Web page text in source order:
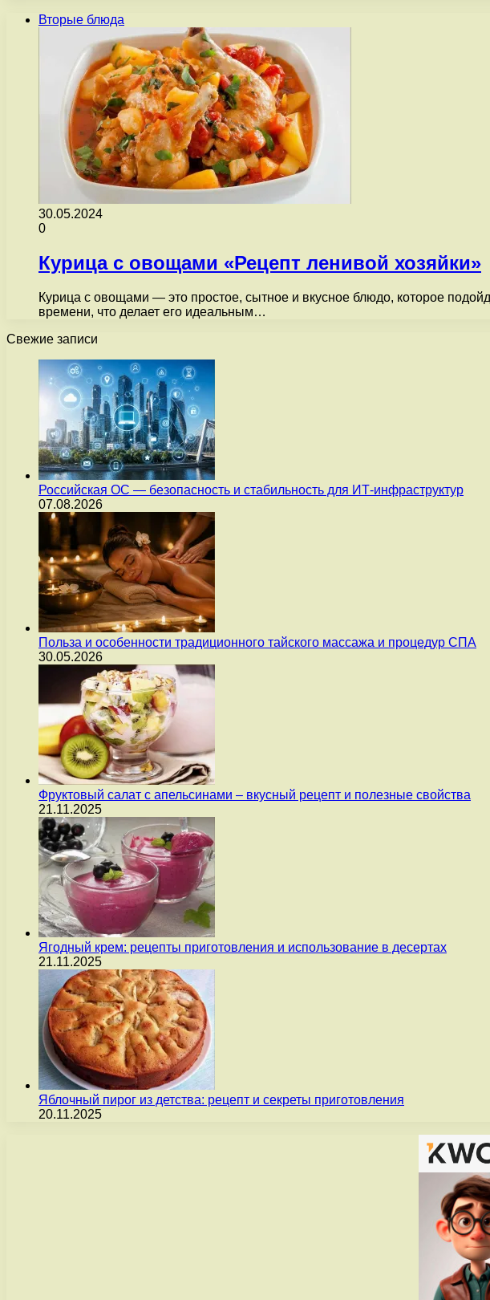
Вторые блюда
30.05.2024
0
Курица с овощами «Рецепт ленивой хозяйки»
Курица с овощами — это простое, сытное и вкусное блюдо, которое
времени, что делает его идеальным…
Свежие записи
Российская ОС — безопасность и стабильность для ИТ-инфраструктур
07.08.2026
Польза и особенности традиционного тайского массажа и процедур СПА
30.05.2026
Фруктовый салат с апельсинами – вкусный рецепт и полезные свойства
21.11.2025
Ягодный крем: рецепты приготовления и использование в десертах
21.11.2025
Яблочный пирог из детства: рецепт и секреты приготовления
20.11.2025